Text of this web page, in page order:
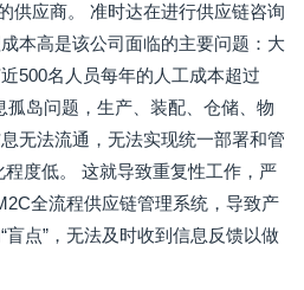
供应商。 准时达在进行供应链咨询
本高是该公司面临的主要问题：大
500名人员每年的人工成本超过
孤岛问题，生产、装配、仓储、物
无法流通，无法实现统一部署和管
度低。 这就导致重复性工作，严
全流程供应链管理系统，导致产
点”，无法及时收到信息反馈以做